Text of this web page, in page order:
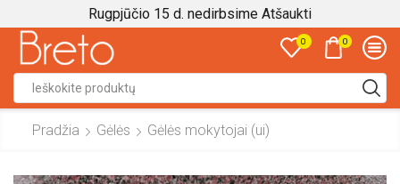
Rugpjūčio 15 d. nedirbsime Atšaukti
0 0
input
Pradžia Gėlės Gėlės mokytojai (ui)